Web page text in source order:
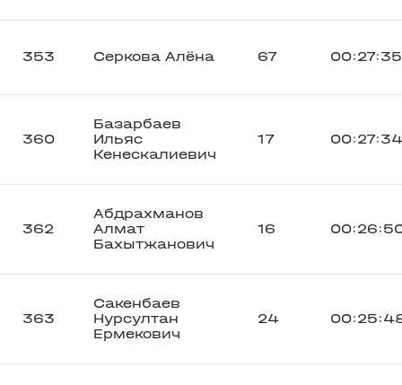
353 Серкова Алёна 67 00:27:35
360
Базарбаев
Ильяс
Кенескалиевич
17 00:27:34
362
Абдрахманов
Алмат
Бахытжанович
16
363
Сакенбаев
Нурсултан
Ермекович
24